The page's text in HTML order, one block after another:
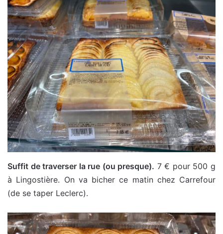
Suffit de traverser la rue (ou presque). 7 € pour 500 g
à Lingostière. On va bicher ce matin chez Carrefour
(de se taper Leclerc).